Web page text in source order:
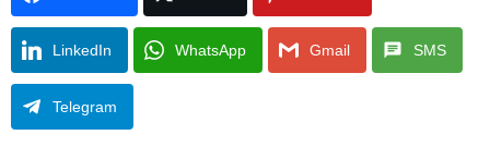
LinkedIn WhatsApp Gmail SMS
Telegram